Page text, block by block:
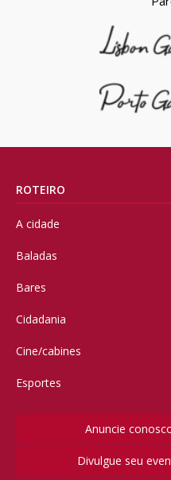
ROTEIRO
A cidade
Baladas
Bares
Cidadania
Cine/cabines
Esportes
Anuncie
Divulgue seu